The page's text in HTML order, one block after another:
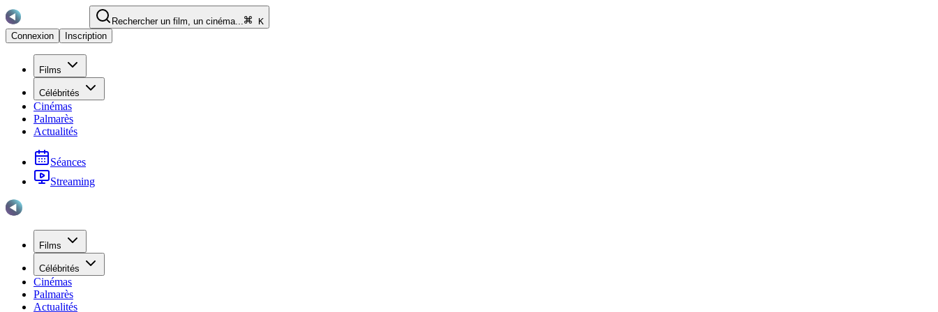
Rechercher un film, un cinéma...
K
Connexion
Inscription
Films
Célébrités
Cinémas
Palmarès
Actualités
Séances
Streaming
Films
Célébrités
Cinémas
Palmarès
Actualités